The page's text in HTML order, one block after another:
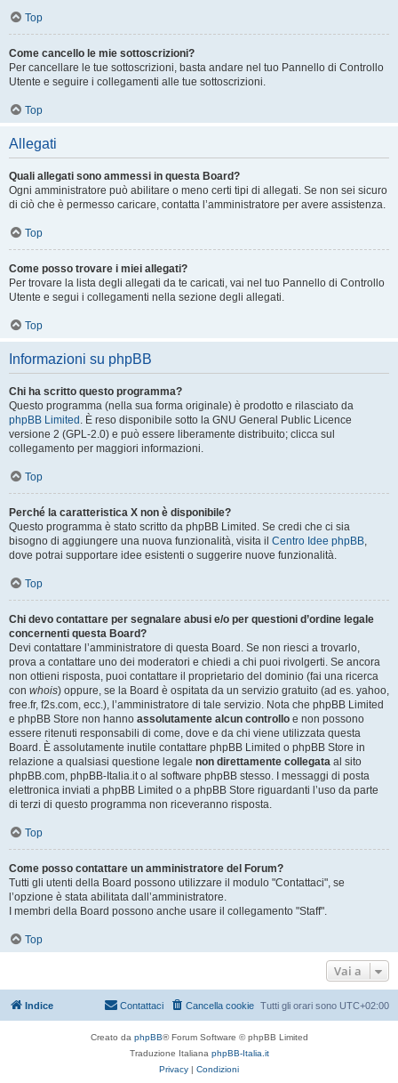
Top
Come cancello le mie sottoscrizioni?
Per cancellare le tue sottoscrizioni, basta andare nel tuo Pannello di Controllo
Utente e seguire i collegamenti alle tue sottoscrizioni.
Top
Allegati
Quali allegati sono ammessi in questa Board?
Ogni amministratore può abilitare o meno certi tipi di allegati. Se non sei sicuro
di ciò che è permesso caricare, contatta l’amministratore per avere assistenza.
Top
Come posso trovare i miei allegati?
Per trovare la lista degli allegati da te caricati, vai nel tuo Pannello di Controllo
Utente e segui i collegamenti nella sezione degli allegati.
Top
Informazioni su phpBB
Chi ha scritto questo programma?
Questo programma (nella sua forma originale) è prodotto e rilasciato da
phpBB Limited . È reso disponibile sotto la GNU General Public Licence
versione 2 (GPL-2.0) e può essere liberamente distribuito; clicca sul
collegamento per maggiori informazioni.
Top
Perché la caratteristica X non è disponibile?
Questo programma è stato scritto da phpBB Limited. Se credi che ci sia
bisogno di aggiungere una nuova funzionalità, visita il Centro Idee phpBB,
dove potrai supportare idee esistenti o suggerire nuove funzionalità.
Top
Chi devo contattare per segnalare abusi e/o per questioni d’ordine legale
concernenti questa Board?
Devi contattare l’amministratore di questa Board. Se non riesci a trovarlo,
prova a contattare uno dei moderatori e chiedi a chi puoi rivolgerti. Se ancora
non ottieni risposta, puoi contattare il proprietario del dominio (fai una ricerca
con whois) oppure, se la Board è ospitata da un servizio gratuito (ad es. yahoo,
free.fr, f2s.com, ecc.), l’amministratore di tale servizio. Nota che phpBB Limited
e phpBB Store non hanno assolutamente alcun controllo e non possono
essere ritenuti responsabili di come, dove e da chi viene utilizzata questa
Board. È assolutamente inutile contattare phpBB Limited o phpBB Store in
relazione a qualsiasi questione legale non direttamente collegata al sito
phpBB.com, phpBB-Italia.it o al software phpBB stesso. I messaggi di posta
elettronica inviati a phpBB Limited o a phpBB Store riguardanti l’uso da parte
di terzi di questo programma non riceveranno risposta.
Top
Come posso contattare un amministratore del Forum?
Tutti gli utenti della Board possono utilizzare il modulo "Contattaci", se
l’opzione è stata abilitata dall’amministratore.
I membri della Board possono anche usare il collegamento "Staff".
Top
Vai a
Indice Tutti gli orari sono UTC+02:00
Cancella cookie
Contattaci
Creato da phpBB® Forum Software © phpBB Limited
Traduzione Italiana phpBB-Italia.it
Privacy | Condizioni